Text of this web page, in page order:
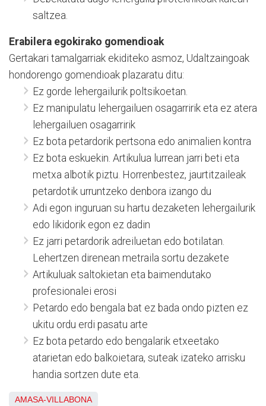
saltzea.
Erabilera egokirako gomendioak
Gertakari tamalgarriak ekiditeko asmoz, Udaltzaingoak
hondorengo gomendioak plazaratu ditu:
Ez gorde lehergailurik poltsikoetan.
Ez manipulatu lehergailuen osagarririk eta ez atera
lehergailuen osagarririk
Ez bota petardorik pertsona edo animalien kontra
Ez bota eskuekin. Artikulua lurrean jarri beti eta
metxa albotik piztu. Horrenbestez, jaurtitzaileak
petardotik urruntzeko denbora izango du
Adi egon inguruan su hartu dezaketen lehergailurik
edo likidorik egon ez dadin
Ez jarri petardorik adreiluetan edo botilatan.
Lehertzen direnean metraila sortu dezakete
Artikuluak saltokietan eta baimendutako
profesionalei erosi
Petardo edo bengala bat ez bada ondo pizten ez
ukitu ordu erdi pasatu arte
Ez bota petardo edo bengalarik etxeetako
atarietan edo balkoietara, suteak izateko arrisku
handia sortzen dute eta.
AMASA-VILLABONA